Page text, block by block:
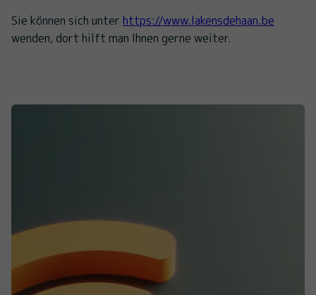
Sie können sich unter https://www.lakensdehaan.be
wenden, dort hilft man Ihnen gerne weiter.